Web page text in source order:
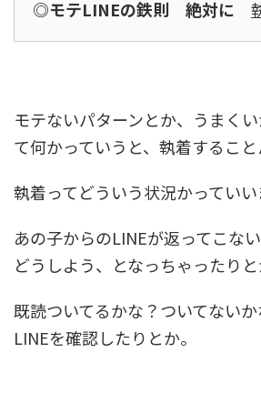
◎モテLINEの鉄則 絶対に
モテないパターンとか、うまく
て何かっていうと、執着すること
執着ってどういう状況かっていい
あの子からのLINEが返ってこな
どうしよう、となっちゃったりと
既読ついてるかな？ついてない
LINEを確認したりとか。